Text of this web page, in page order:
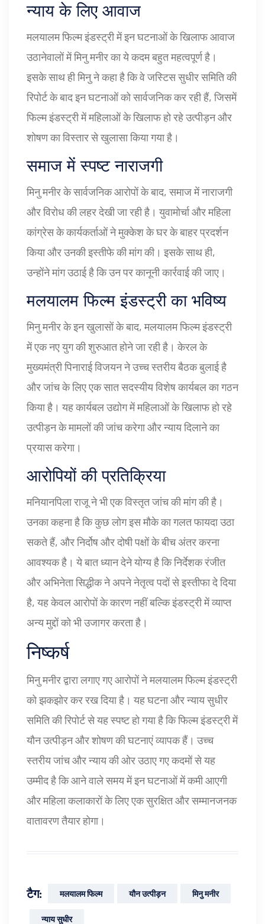
न्याय के लिए आवाज
मलयालम फिल्म इंडस्ट्री में इन घटनाओं के खिलाफ आवाज
उठानेवालों में मिनु मनीर का ये कदम बहुत महत्वपूर्ण है।
इसके साथ ही मिनु ने कहा है कि वे जस्टिस सुधीर समिति की
रिपोर्ट के बाद इन घटनाओं को सार्वजनिक कर रही हैं, जिसमें
फिल्म इंडस्ट्री में महिलाओं के खिलाफ हो रहे उत्पीड़न और
शोषण का विस्तार से खुलासा किया गया है।
समाज में स्पष्ट नाराजगी
मिनु मनीर के सार्वजनिक आरोपों के बाद, समाज में नाराजगी
और विरोध की लहर देखी जा रही है। युवामोर्चा और महिला
कांग्रेस के कार्यकर्ताओं ने मुक्केश के घर के बाहर प्रदर्शन
किया और उनकी इस्तीफे की मांग की। इसके साथ ही,
उन्होंने मांग उठाई है कि उन पर कानूनी कार्रवाई की जाए।
मलयालम फिल्म इंडस्ट्री का भविष्य
मिनु मनीर के इन खुलासों के बाद, मलयालम फिल्म इंडस्ट्री
में एक नए युग की शुरुआत होने जा रही है। केरल के
मुख्यमंत्री पिनाराई विजयन ने उच्च स्तरीय बैठक बुलाई है
और जांच के लिए एक सात सदस्यीय विशेष कार्यबल का गठन
किया है। यह कार्यबल उद्योग में महिलाओं के खिलाफ हो रहे
उत्पीड़न के मामलों की जांच करेगा और न्याय दिलाने का
प्रयास करेगा।
आरोपियों की प्रतिक्रिया
मनियानपिला राजू ने भी एक विस्तृत जांच की मांग की है।
उनका कहना है कि कुछ लोग इस मौके का गलत फायदा उठा
सकते हैं, और निर्दोष और दोषी पक्षों के बीच अंतर करना
आवश्यक है। ये बात ध्यान देने योग्य है कि निर्देशक रंजीत
और अभिनेता सिद्धीक ने अपने नेतृत्व पदों से इस्तीफा दे दिया
है, यह केवल आरोपों के कारण नहीं बल्कि इंडस्ट्री में व्याप्त
अन्य मुद्दों को भी उजागर करता है।
निष्कर्ष
मिनु मनीर द्वारा लगाए गए आरोपों ने मलयालम फिल्म इंडस्ट्री
को झकझोर कर रख दिया है। यह घटना और न्याय सुधीर
समिति की रिपोर्ट से यह स्पष्ट हो गया है कि फिल्म इंडस्ट्री में
यौन उत्पीड़न और शोषण की घटनाएं व्यापक हैं। उच्च
स्तरीय जांच और न्याय की ओर उठाए गए कदमों से यह
उम्मीद है कि आने वाले समय में इन घटनाओं में कमी आएगी
और महिला कलाकारों के लिए एक सुरक्षित और सम्मानजनक
वातावरण तैयार होगा।
टैग: मलयालम फिल्म यौन उत्पीड़न मिनु मनीर
न्याय सुधीर